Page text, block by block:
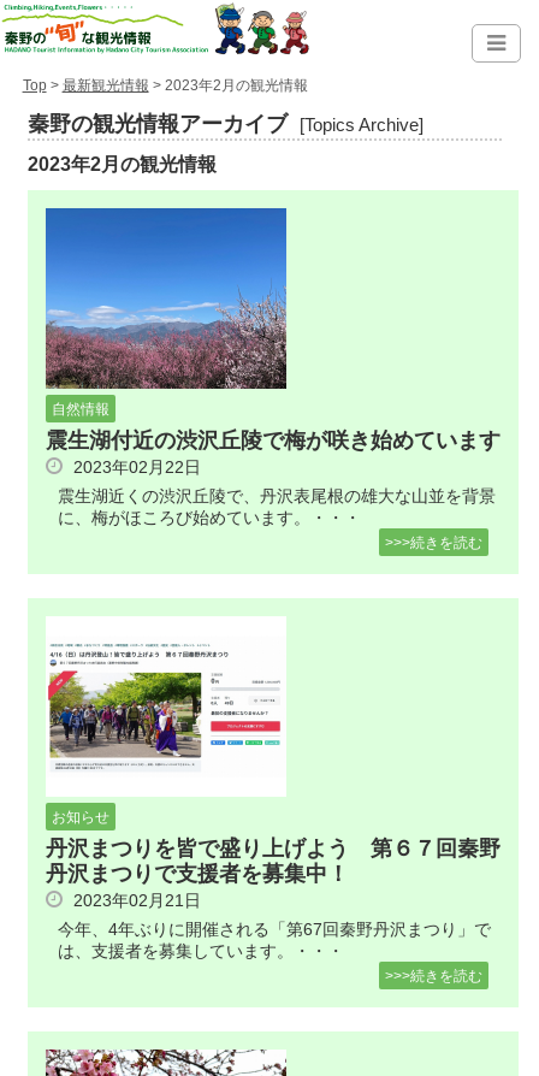
Top> 最新観光情報 > 2023年2月の観光情報
秦野の観光情報アーカイブ [Topics Archive]
2023年2月の観光情報
自然情報
震生湖付近の渋沢丘陵で梅が咲き始めています
2023年02月22日
震生湖近くの渋沢丘陵で、丹沢表尾根の雄大な山並を背景
に、梅がほころび始めています。・・・
>>>続きを読む
お知らせ
丹沢まつりを皆で盛り上げよう 第６７回秦野
丹沢まつりで支援者を募集中！
2023年02月21日
今年、4年ぶりに開催される「第67回秦野丹沢まつり」で
は、支援者を募集しています。・・・
>>>続きを読む